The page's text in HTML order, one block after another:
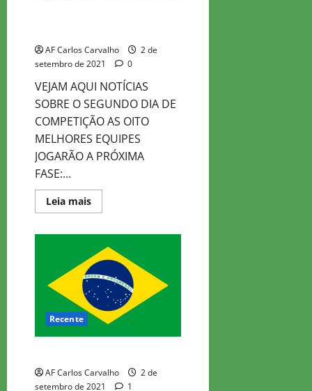
AF Carlos Carvalho
2 de
setembro de 2021
0
VEJAM AQUI NOTÍCIAS
SOBRE O SEGUNDO DIA DE
COMPETIÇÃO AS OITO
MELHORES EQUIPES
JOGARÃO A PRÓXIMA
FASE:...
Leia maisRead
more
DIVISÃO
2
GERAL
Recente
AF Carlos Carvalho
2 de
setembro de 2021
1